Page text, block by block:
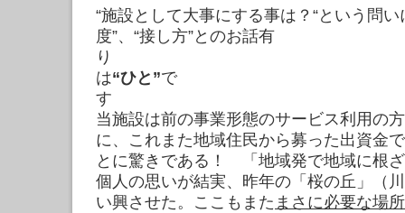
“施設として大事にする事は？“という問い
度”、“接し方”とのお話有
り やは
は“ひと”で
当施設は前の事業形態のサービス利用の
に、これまた地域住民から募った出資金
とに驚きである！ 「地域発で地域に根
個人の思いが結実、昨年の「桜の丘」（
い興させた。ここもまた まさに必要な場